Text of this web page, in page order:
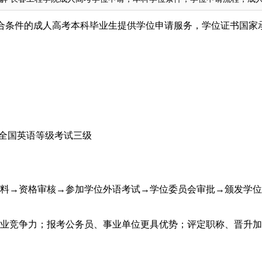
件的成人高考本科毕业生提供学位申请服务，学位证书国家
国英语等级考试三级
→资格审核→参加学位外语考试→学位委员会审批→颁发学
竞争力；报考公务员、事业单位更具优势；评定职称、晋升